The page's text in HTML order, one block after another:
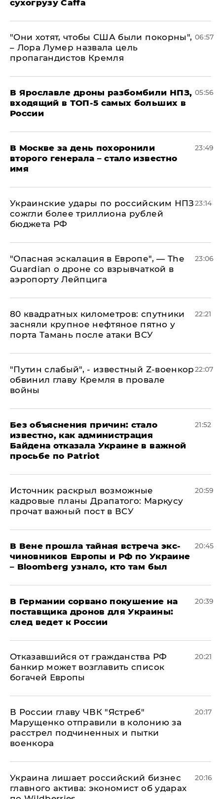
сухогрузу Caffa
"Они хотят, чтобы США были покорны",
– Лора Лумер назвала цель
пропагандистов Кремля
06:57
В Ярославле дроны разбомбили НПЗ,
входящий в ТОП-5 самых больших в
России
05:56
В Москве за день похоронили
второго генерала – стало известно
имя
23:49
Украинские удары по российским НПЗ
сожгли более триллиона рублей
бюджета РФ
23:14
"Опасная эскалация в Европе", — The
Guardian о дроне со взрывчаткой в
аэропорту Лейпцига
23:06
80 квадратных километров: спутники
засняли крупное нефтяное пятно у
порта Тамань после атаки ВСУ
22:21
​"Путин слабый", - известный Z-военкор
обвинил главу Кремля в провале
войны
22:07
Без объяснения причин: стало
известно, как администрация
Байдена отказала Украине в важной
просьбе по Patriot
21:52
​Источник раскрыл возможные
кадровые планы Драпатого: Маркусу
прочат важный пост в ВСУ
20:59
В Вене прошла тайная встреча экс-
чиновников Европы и РФ по Украине
– Bloomberg узнало, кто там был
20:45
​В Германии сорвано покушение на
поставщика дронов для Украины:
след ведет к России
20:39
Отказавшийся от гражданства РФ
банкир может возглавить список
богачей Европы
20:21
В России главу ЧВК "Ястреб"
Марущенко отправили в колонию за
расстрел подчиненных и пытки
военкора
20:17
​Украина лишает российский бизнес
главного актива: экономист об ударах
20:16